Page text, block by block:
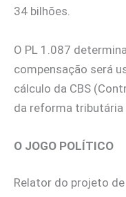
34 bilhões.
O PL 1.087
compensação será
cálculo da CBS
da reforma tributária
O JOGO POLÍTICO
Relator do projeto de